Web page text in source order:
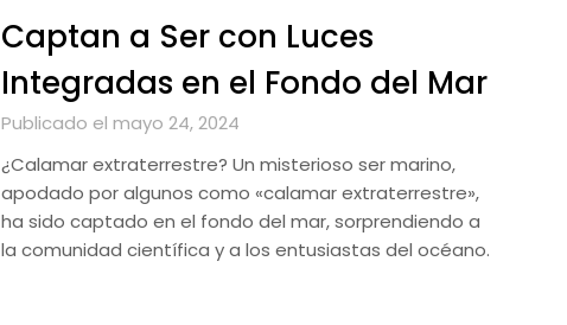
Captan a Ser con Luces
Integradas en el Fondo del Mar
Publicado el mayo 24, 2024
¿Calamar extraterrestre? Un misterioso ser marino,
apodado por algunos como «calamar extraterrestre»,
ha sido captado en el fondo del mar, sorprendiendo a
la comunidad científica y a los entusiastas del océano.